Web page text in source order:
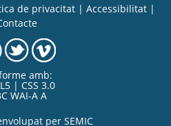
de privacitat | Accessibilitat |
amb:
| CSS 3.0
WAI-A A
per SEMIC